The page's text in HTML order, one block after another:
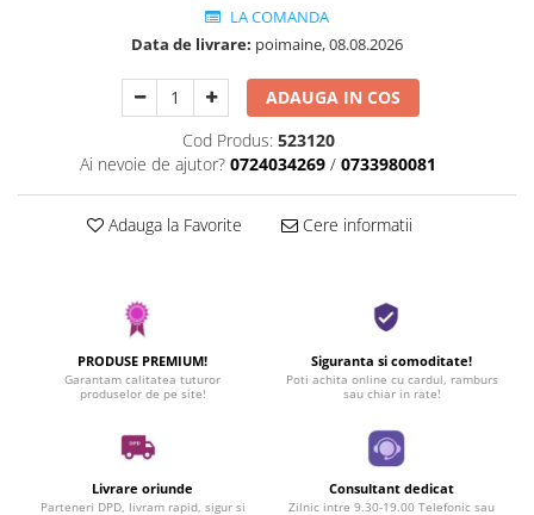
LA COMANDA
Data de livrare: poimaine, 08.08.2026
ADAUGA IN COS
Cod Produs: 523120
Ai nevoie de ajutor? 0724034269 / 0733980081
Adauga la Favorite Cere informatii
PRODUSE PREMIUM!
Garantam calitatea tuturor
produselor de pe site!
Siguranta si comoditate!
Poti achita online cu cardul, ramburs
sau chiar in rate!
Livrare oriunde
Parteneri DPD, livram rapid, sigur si
Consultant dedicat
Zilnic intre 9.30-19.00 Telefonic sau